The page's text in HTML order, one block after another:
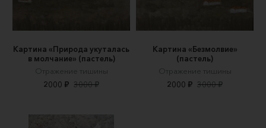
Картина «Природа укуталась
в молчание» (пастель)
Отражение тишины
2000 ₽ 3000 ₽
Картина «Безмолвие»
(пастель)
Отражение тишины
2000 ₽ 3000 ₽